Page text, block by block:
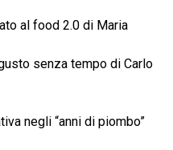
al food 2.0 di Maria
senza tempo di Carlo
negli “anni di piombo”